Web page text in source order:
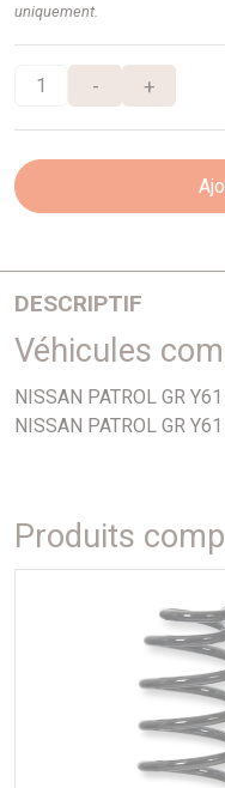
uniquement.
- +
DESCRIPTIF
kit suspension
chassis long
Tarage AV 0-50kg / AR
Véhicules
NISSAN PATROL GR
NISSAN PATROL GR
Produits